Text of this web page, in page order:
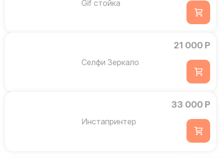
Gif стойка
Селфи Зеркало
21 000 Р
Инстапринтер
33 000 Р